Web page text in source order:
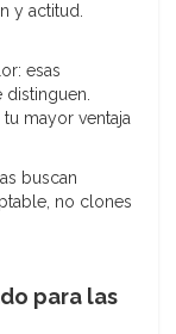
y actitud.
esas
distinguen.
mayor ventaja
buscan
no clones
para las